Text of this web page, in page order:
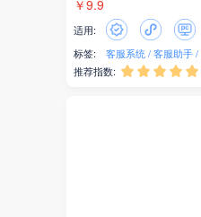
商协会
签到
￥9.9
适用:
标签:
客服系统 客服助手
推荐指数:     